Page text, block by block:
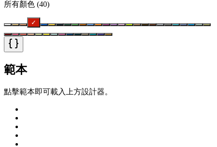
所有顏色 (40)
✓
範本
點擊範本即可載入上方設計器。